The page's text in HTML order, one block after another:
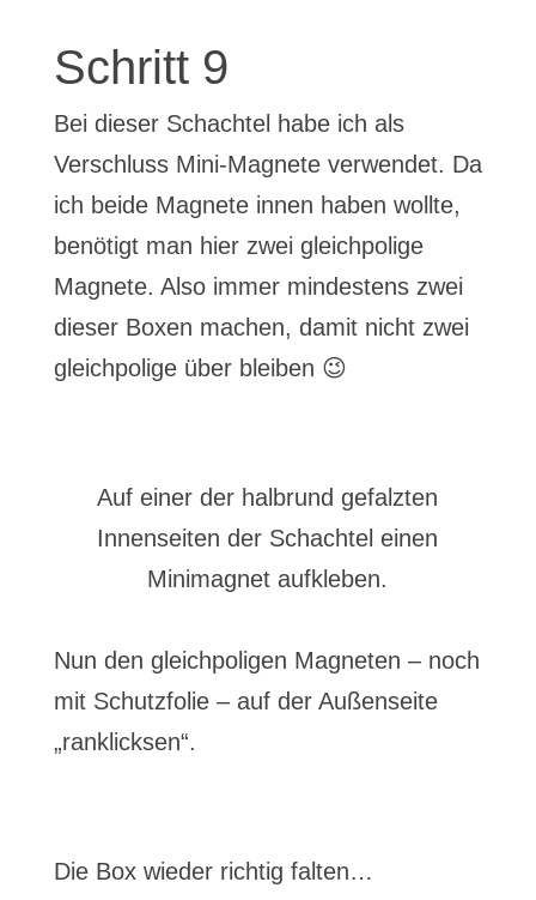
Schritt 9
Bei dieser Schachtel habe ich als
Verschluss Mini-Magnete verwendet. Da
ich beide Magnete innen haben wollte,
benötigt man hier zwei gleichpolige
Magnete. Also immer mindestens zwei
dieser Boxen machen, damit nicht zwei
gleichpolige über bleiben 😉
Auf einer der halbrund gefalzten
Innenseiten der Schachtel einen
Minimagnet aufkleben.
Nun den gleichpoligen Magneten – noch
mit Schutzfolie – auf der Außenseite
„ranklicksen“.
Die Box wieder richtig falten…